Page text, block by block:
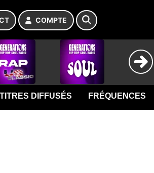
COMPTE
TITRES DIFFUSÉS FRÉQUENCES